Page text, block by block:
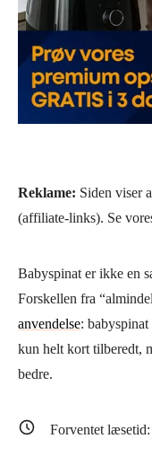
Reklame: Siden viser
(affiliate-links). Se
Babyspinat er ikke en
Forskellen fra
anvendelse:
kun helt kort tilberedt,
bedre.
Forventet læsetid: